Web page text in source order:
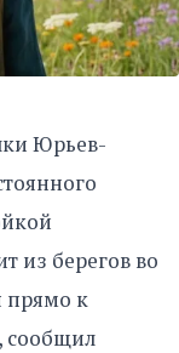
Юрьев-
из берегов во
прямо к
сообщил